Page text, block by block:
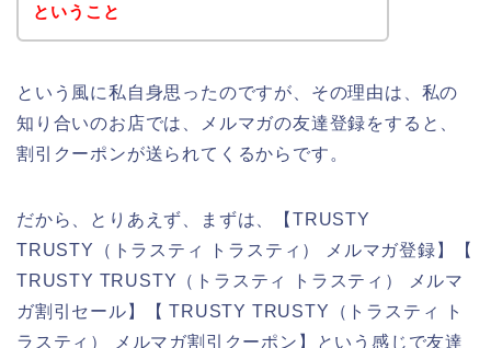
ということ
という風に私自身思ったのですが、その理由は、私の
知り合いのお店では、メルマガの友達登録をすると、
割引クーポンが送られてくるからです。
だから、とりあえず、まずは、【TRUSTY
TRUSTY（トラスティ トラスティ） メルマガ登録】【
TRUSTY TRUSTY（トラスティ トラスティ） メルマ
ガ割引セール】【 TRUSTY TRUSTY（トラスティ ト
ラスティ） メルマガ割引クーポン】という感じで友達